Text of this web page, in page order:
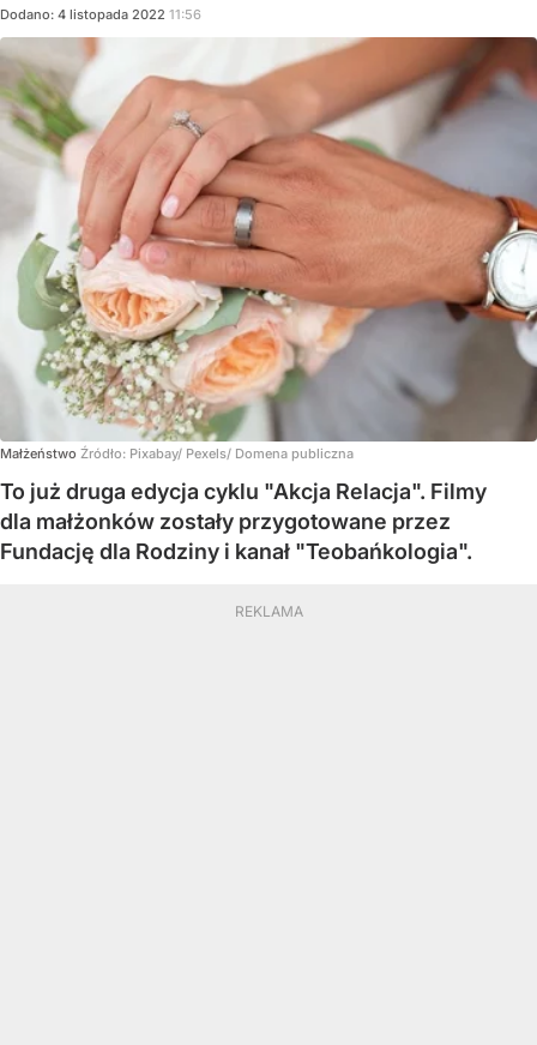
Dodano: 4 listopada 2022 11:56
Małżeństwo Źródło: Pixabay/ Pexels/ Domena publiczna
To już druga edycja cyklu "Akcja Relacja". Filmy
dla małżonków zostały przygotowane przez
Fundację dla Rodziny i kanał "Teobańkologia".